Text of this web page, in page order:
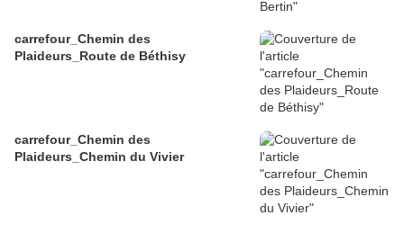
carrefour_Chemin des
Plaideurs_Route de Béthisy
carrefour_Chemin des
Plaideurs_Chemin du Vivier